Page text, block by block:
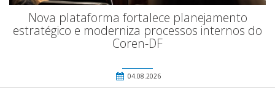
Nova plataforma fortalece planejamento
estratégico e moderniza processos internos do
Coren-DF
04.08.2026